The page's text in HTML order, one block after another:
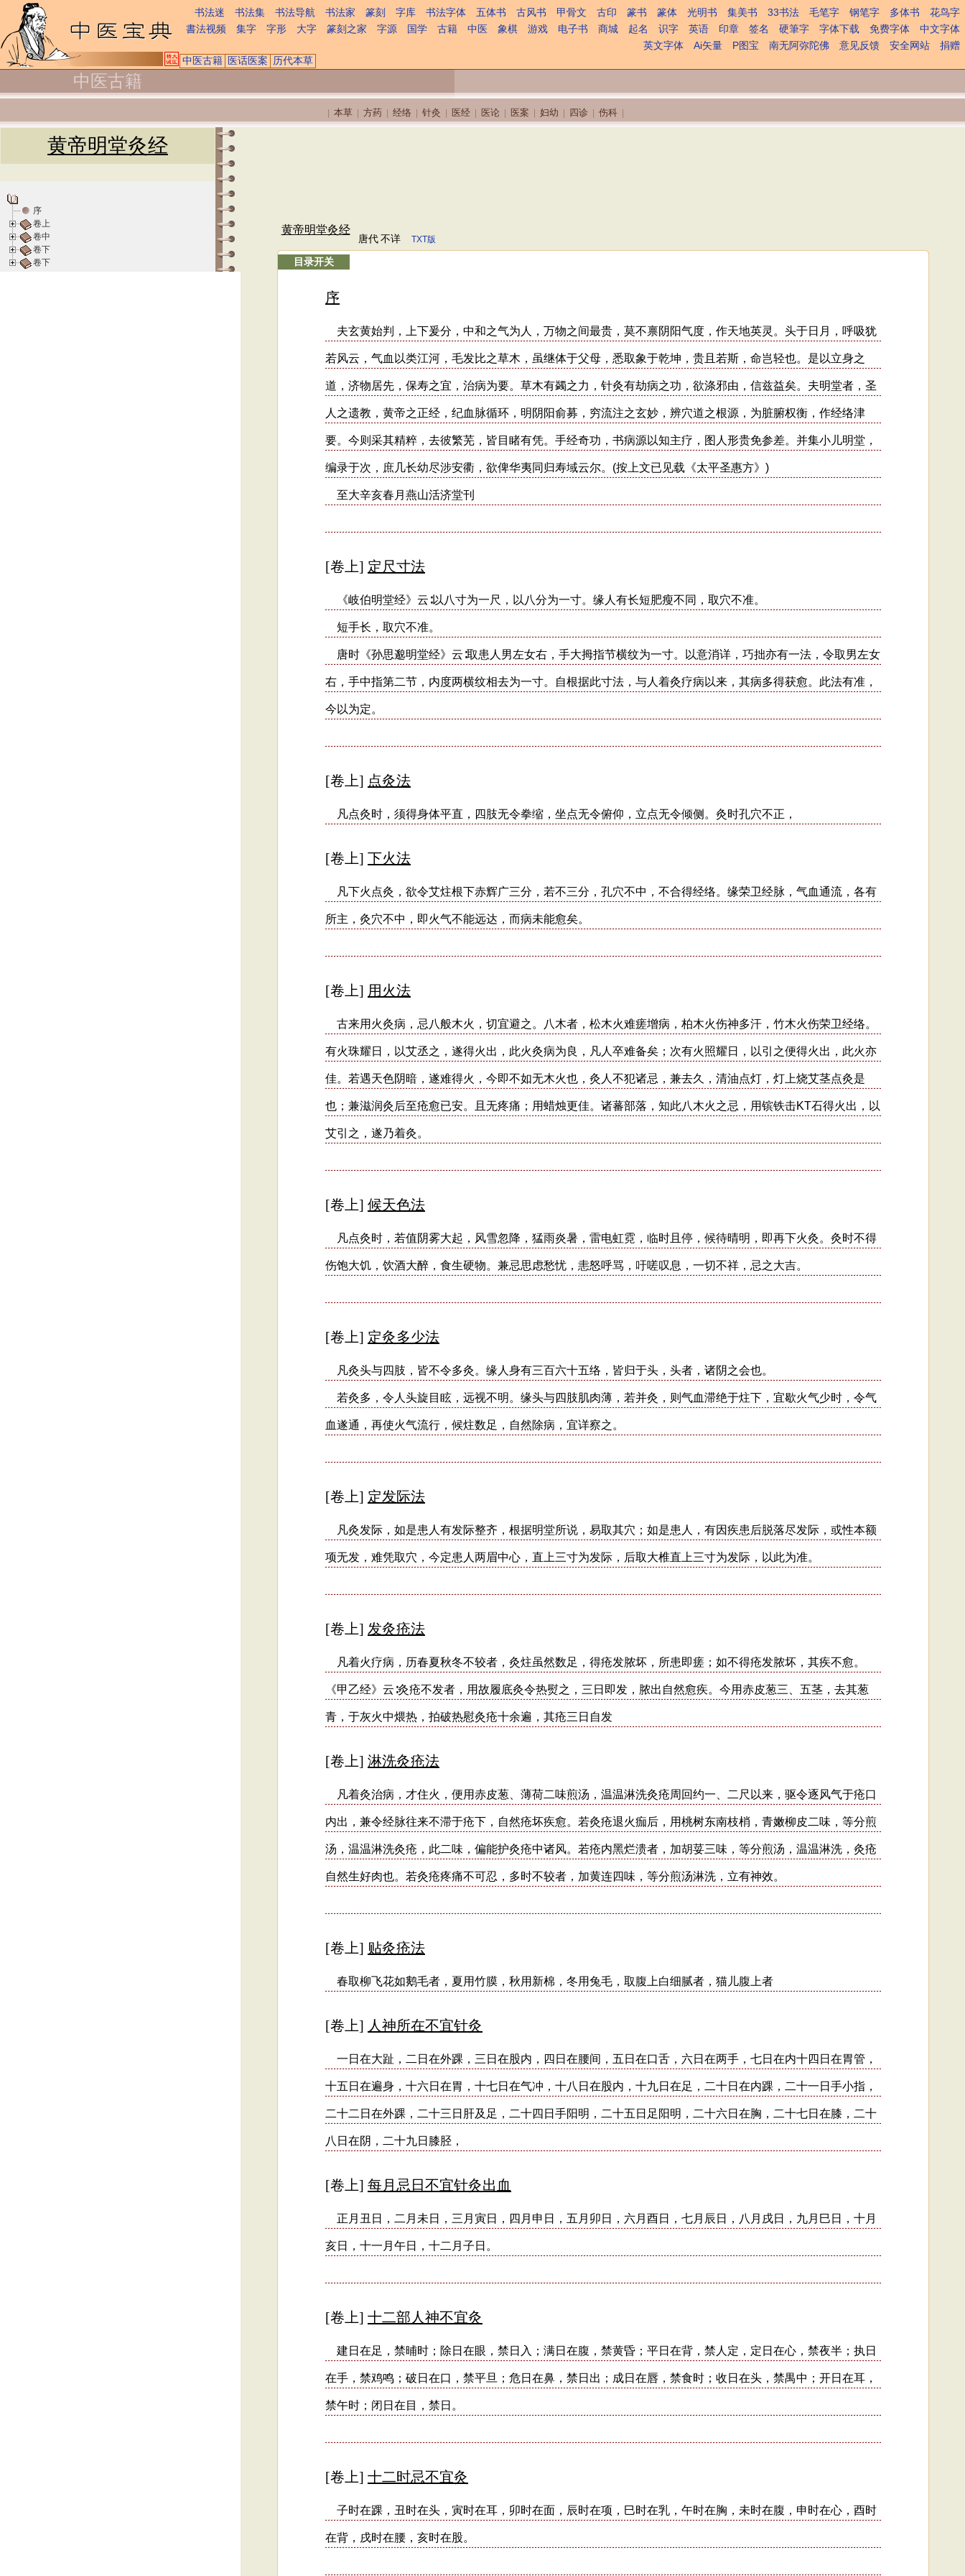
书法迷 书法集 书法导航 书法家 篆刻 字库 书法字体 五体书 古风书 甲骨文 古印 篆书 篆体 光明书 集美书 33书法 毛笔字 钢笔字 多体书
花鸟字
書法视频
集字 字形 大字 篆刻之家 字源 国学 古籍 中医 象棋 游戏 电子书 商城 起名 识字 英语 印章 签名 硬筆字 字体下载 免费字体
中文字体
英文字体
Ai矢量 P图宝 南无阿弥陀佛 意见反馈 安全网站
捐赠
中医古籍 医话医案 历代本草
中医古籍
本草 方药 经络 针灸 医经 医论 医案 妇幼 四诊 伤科
黄帝明堂灸经
序
卷上
卷中
卷下
卷下
黄帝明堂灸经
唐代 不详 TXT版
目录开关